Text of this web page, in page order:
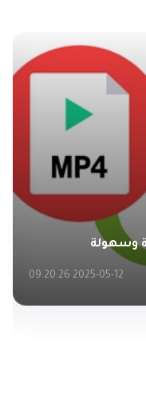
2025-05-12 09:23:18